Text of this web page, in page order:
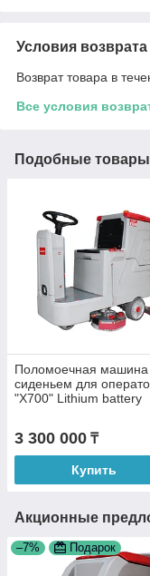
Условия возврата
Возврат товара в
Все условия
Подобные
Поломоечная машина
сиденьем для
"X700" Lithium battery
3 300 000 ₸
Купить
Акционные
–7% Подарок